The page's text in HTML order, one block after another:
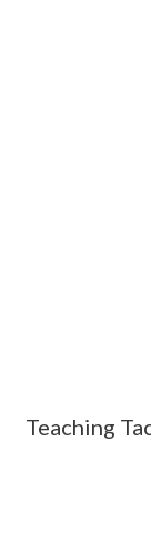
Teaching